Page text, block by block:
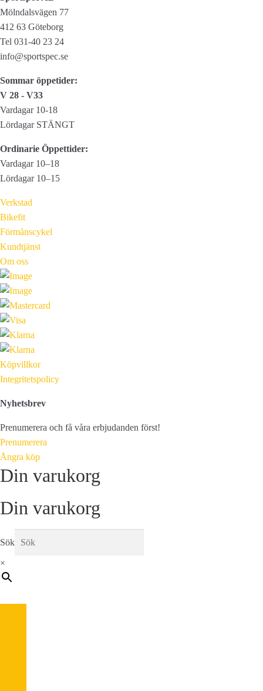
Mölndalsvägen 77
412 63 Göteborg
Tel 031-40 23 24
info@sportspec.se
Sommar öppetider:
V 28 - V33
Vardagar 10-18
Lördagar STÄNGT
Ordinarie Öppettider:
Vardagar 10–18
Lördagar 10–15
Verkstad
Bikefit
Förmånscykel
Kundtjänst
Om oss
Köpvillkor
Integritetspolicy
Nyhetsbrev
Prenumerera och få våra erbjudanden först!
Prenumerera
Ångra köp
Din varukorg
Din varukorg
Sök
×